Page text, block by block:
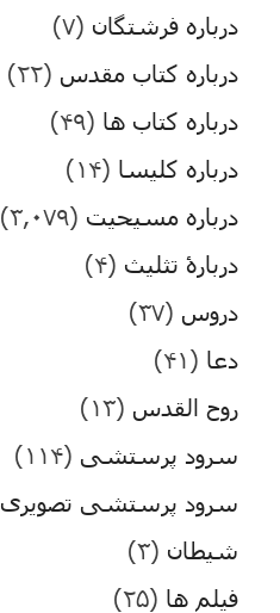
درباره فرشتگان (۷)
درباره کتاب مقدس (۲۲)
درباره کتاب ها (۴۹)
درباره کلیسا (۱۴)
درباره مسیحیت (۳,۰۷۹)
دربارۀ تثلیث (۴)
دروس (۳۷)
دعا (۴۱)
روح القدس (۱۳)
سرود پرستشی (۱۱۴)
سرود پرستشی تصویری
شیطان (۳)
فیلم ها (۲۵)